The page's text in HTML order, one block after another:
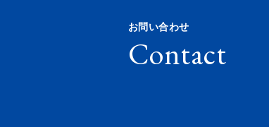
お問い合わせ
Contact